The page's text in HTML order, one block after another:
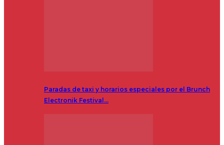
Paradas de taxi y horarios especiales por el Brunch
Electronik Festival…